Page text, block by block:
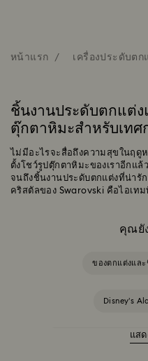
หน้าแรก เครื่องประดับตก
ชิ้นงานประดับตกแต่
ตุ๊กตาหิมะสำหรับเทศ
ไม่มีอะไรจะสื่อถึงความสุขในฤดู
ตั้งโชว์รูปตุ๊กตาหิมะของเราอีกแ
จนถึงชิ้นงานประดับตกแต่งที่น่ารั
คริสตัลของ Swarovski คือไอเท
คุณยั
ของตกแต่งแล
Disney’s
ของขวัญและชิ้นงานประดั
แสด